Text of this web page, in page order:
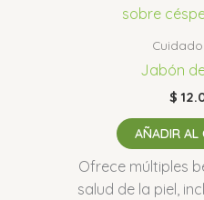
Jabón
$
AÑADIR AL
Ofrece múltiples
salud de la piel,